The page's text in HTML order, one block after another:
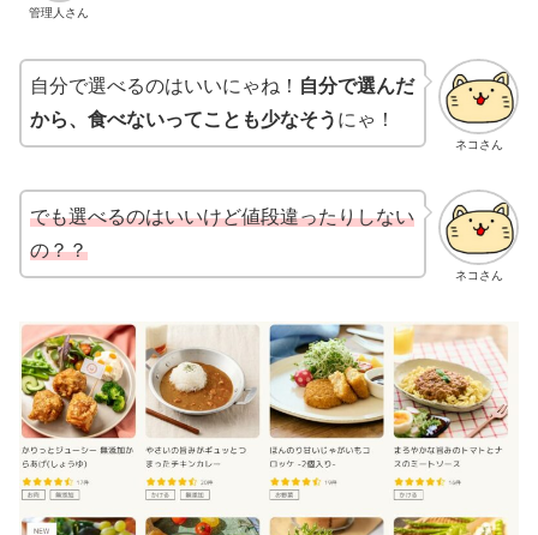
管理人さん
ネコさん
自分で選べるのはいいにゃね！ 自分で選んだ
から、食べないってことも少なそう にゃ！
ネコさん
でも選べるのはいいけど値段違ったりしない
の？？